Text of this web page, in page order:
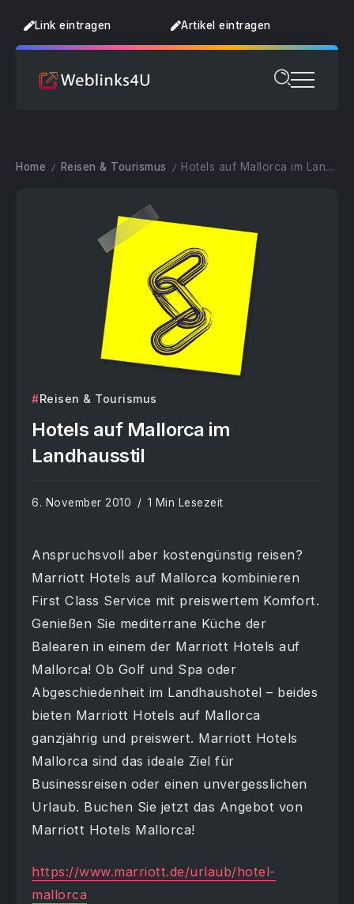
Link eintragen Artikel eintragen
Home / Reisen & Tourismus / Hotels auf Mallorca im Landhausstil
Reisen & Tourismus
Hotels auf Mallorca im
Landhausstil
6. November 2010 1 Min Lesezeit
Anspruchsvoll aber kostengünstig reisen?
Marriott Hotels auf Mallorca kombinieren
First Class Service mit preiswertem Komfort.
Genießen Sie mediterrane Küche der
Balearen in einem der Marriott Hotels auf
Mallorca! Ob Golf und Spa oder
Abgeschiedenheit im Landhaushotel – beides
bieten Marriott Hotels auf Mallorca
ganzjährig und preiswert. Marriott Hotels
Mallorca sind das ideale Ziel für
Businessreisen oder einen unvergesslichen
Urlaub. Buchen Sie jetzt das Angebot von
Marriott Hotels Mallorca!
https://www.marriott.de/urlaub/hotel-
mallorca